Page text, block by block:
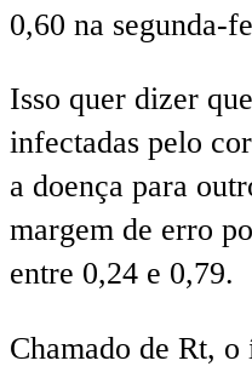
0,60 na segunda-
Isso quer dizer
infectadas pelo
a doença para
margem de erro
entre 0,24 e 0,79.
Chamado de Rt,